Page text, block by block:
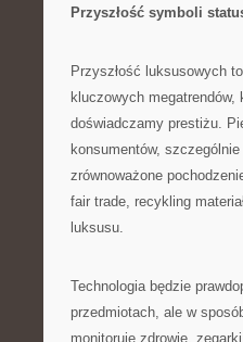
Przyszłość symboli
Przyszłość luksusowych
kluczowych
doświadczamy prestiżu.
konsumentów,
zrównoważone
fair trade, recykling
luksusu.
Technologia będzie
przedmiotach, ale w
monitoruje zdrowie,